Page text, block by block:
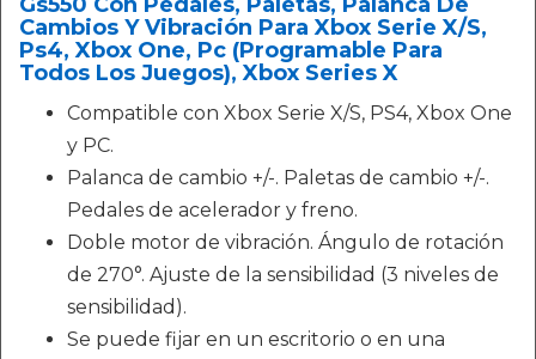
Gs550 Con Pedales, Paletas, Palanca De
Cambios Y Vibración Para Xbox Serie X/S,
Ps4, Xbox One, Pc (Programable Para
Todos Los Juegos), Xbox Series X
Compatible con Xbox Serie X/S, PS4, Xbox One
y PC.
Palanca de cambio +/-. Paletas de cambio +/-.
Pedales de acelerador y freno.
Doble motor de vibración. Ángulo de rotación
de 270°. Ajuste de la sensibilidad (3 niveles de
sensibilidad).
Se puede fijar en un escritorio o en una